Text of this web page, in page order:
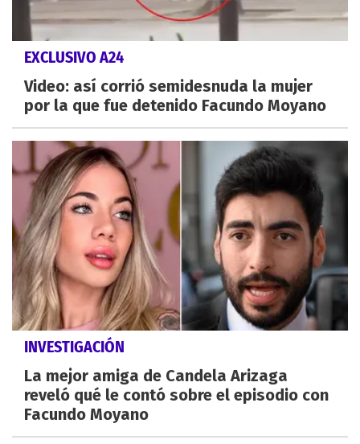
EXCLUSIVO A24
Video: así corrió semidesnuda la mujer
por la que fue detenido Facundo Moyano
INVESTIGACIÓN
La mejor amiga de Candela Arizaga
reveló qué le contó sobre el episodio con
Facundo Moyano